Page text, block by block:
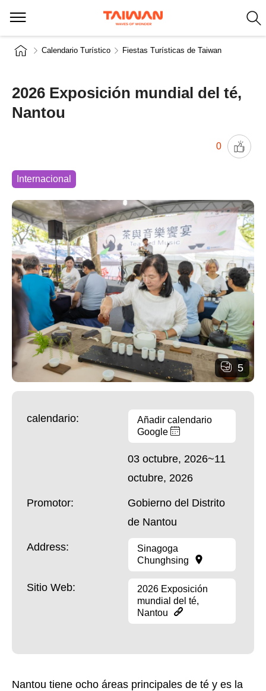
Calendario Turístico Fiestas Turísticas de Taiwan
2026 Exposición mundial del té,
Nantou
0
Internacional
5
calendario:
Añadir calendario
Google
03 octubre, 2026~11
octubre, 2026
Promotor:
Gobierno del Distrito
de Nantou
Address:
Sinagoga
Chunghsing
Sitio Web:
2026 Exposición
mundial del té,
Nantou
Nantou tiene ocho áreas principales de té y es la